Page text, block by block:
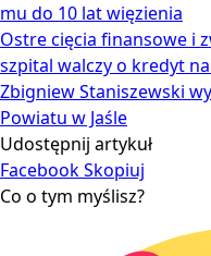
mu do 10 lat więzienia
Ostre cięcia finansowe i
szpital walczy o kredyt
Zbigniew Staniszewski
Powiatu w Jaśle
Udostępnij artykuł
FacebookSkopiuj
Co o tym myślisz?